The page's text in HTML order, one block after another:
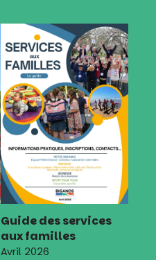
Guide des services
aux familles
Avril 2026